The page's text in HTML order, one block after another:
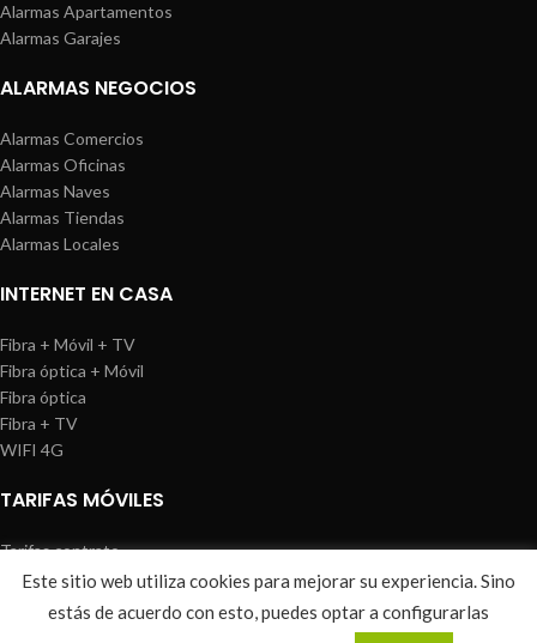
Alarmas Apartamentos
Alarmas Garajes
ALARMAS NEGOCIOS
Alarmas Comercios
Alarmas Oficinas
Alarmas Naves
Alarmas Tiendas
Alarmas Locales
INTERNET EN CASA
Fibra + Móvil + TV
Fibra óptica + Móvil
Fibra óptica
Fibra + TV
WIFI 4G
TARIFAS MÓVILES
Tarifas contrato
Tarifas prepago
WIREDOSAFE Aviso Legal Política de Cookies |Sitemap
Este sitio web utiliza cookies para mejorar su experiencia. Sino
estás de acuerdo con esto, puedes optar a configurarlas